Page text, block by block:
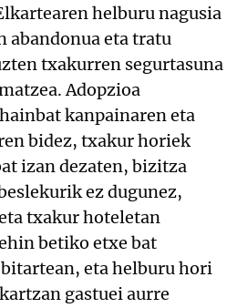
helburu nagusia
abandonua eta tratu
txakurren segurtasuna
Adopzioa
kanpainaren eta
bidez, txakur horiek
izan dezaten, bizitza
ez dugunez,
txakur hoteletan
betiko etxe bat
eta helburu hori
gastuei aurre